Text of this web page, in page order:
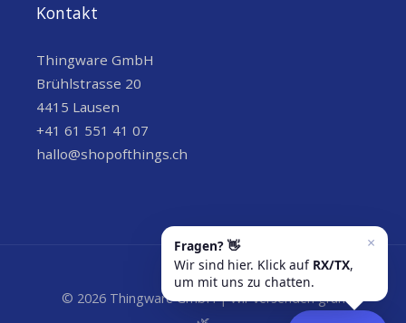
Kontakt
Thingware GmbH
Brühlstrasse 20
4415 Lausen
+41 61 551 41 07
hallo@shopofthings.ch
© 2026 Thingware GmbH | Wir versenden grün